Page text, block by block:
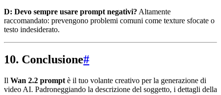
D: Devo sempre usare prompt negativi? Altamente
raccomandato: prevengono problemi comuni come texture sfocate o
testo indesiderato.
10. Conclusione#
Il Wan 2.2 prompt è il tuo volante creativo per la generazione di
video AI. Padroneggiando la descrizione del soggetto, i dettagli della